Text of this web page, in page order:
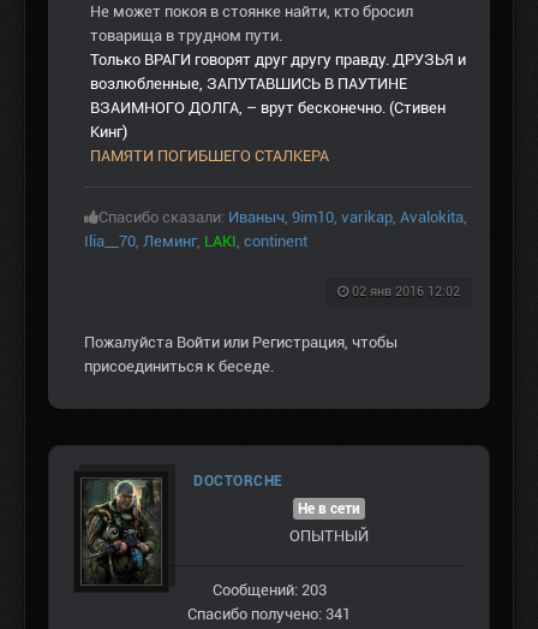
Не может покоя в стоянке найти, кто бросил
товарища в трудном пути.
Только ВРАГИ говорят друг другу правду. ДРУЗЬЯ и
возлюбленные, ЗАПУТАВШИСЬ В ПАУТИНЕ
ВЗАИМНОГО ДОЛГА, – врут бесконечно. (Стивен
Кинг)
ПАМЯТИ ПОГИБШЕГО СТАЛКЕРА
Спасибо сказали: Иваныч 9im10 varikap Avalokita
Ilia__70 Леминг, LAKI continent
02 янв 2016 12:02
Пожалуйста Войти или Регистрация , чтобы
присоединиться к беседе.
DOCTORCHE
Не в сети
ОПЫТНЫЙ
Сообщений: 203
Спасибо получено: 341